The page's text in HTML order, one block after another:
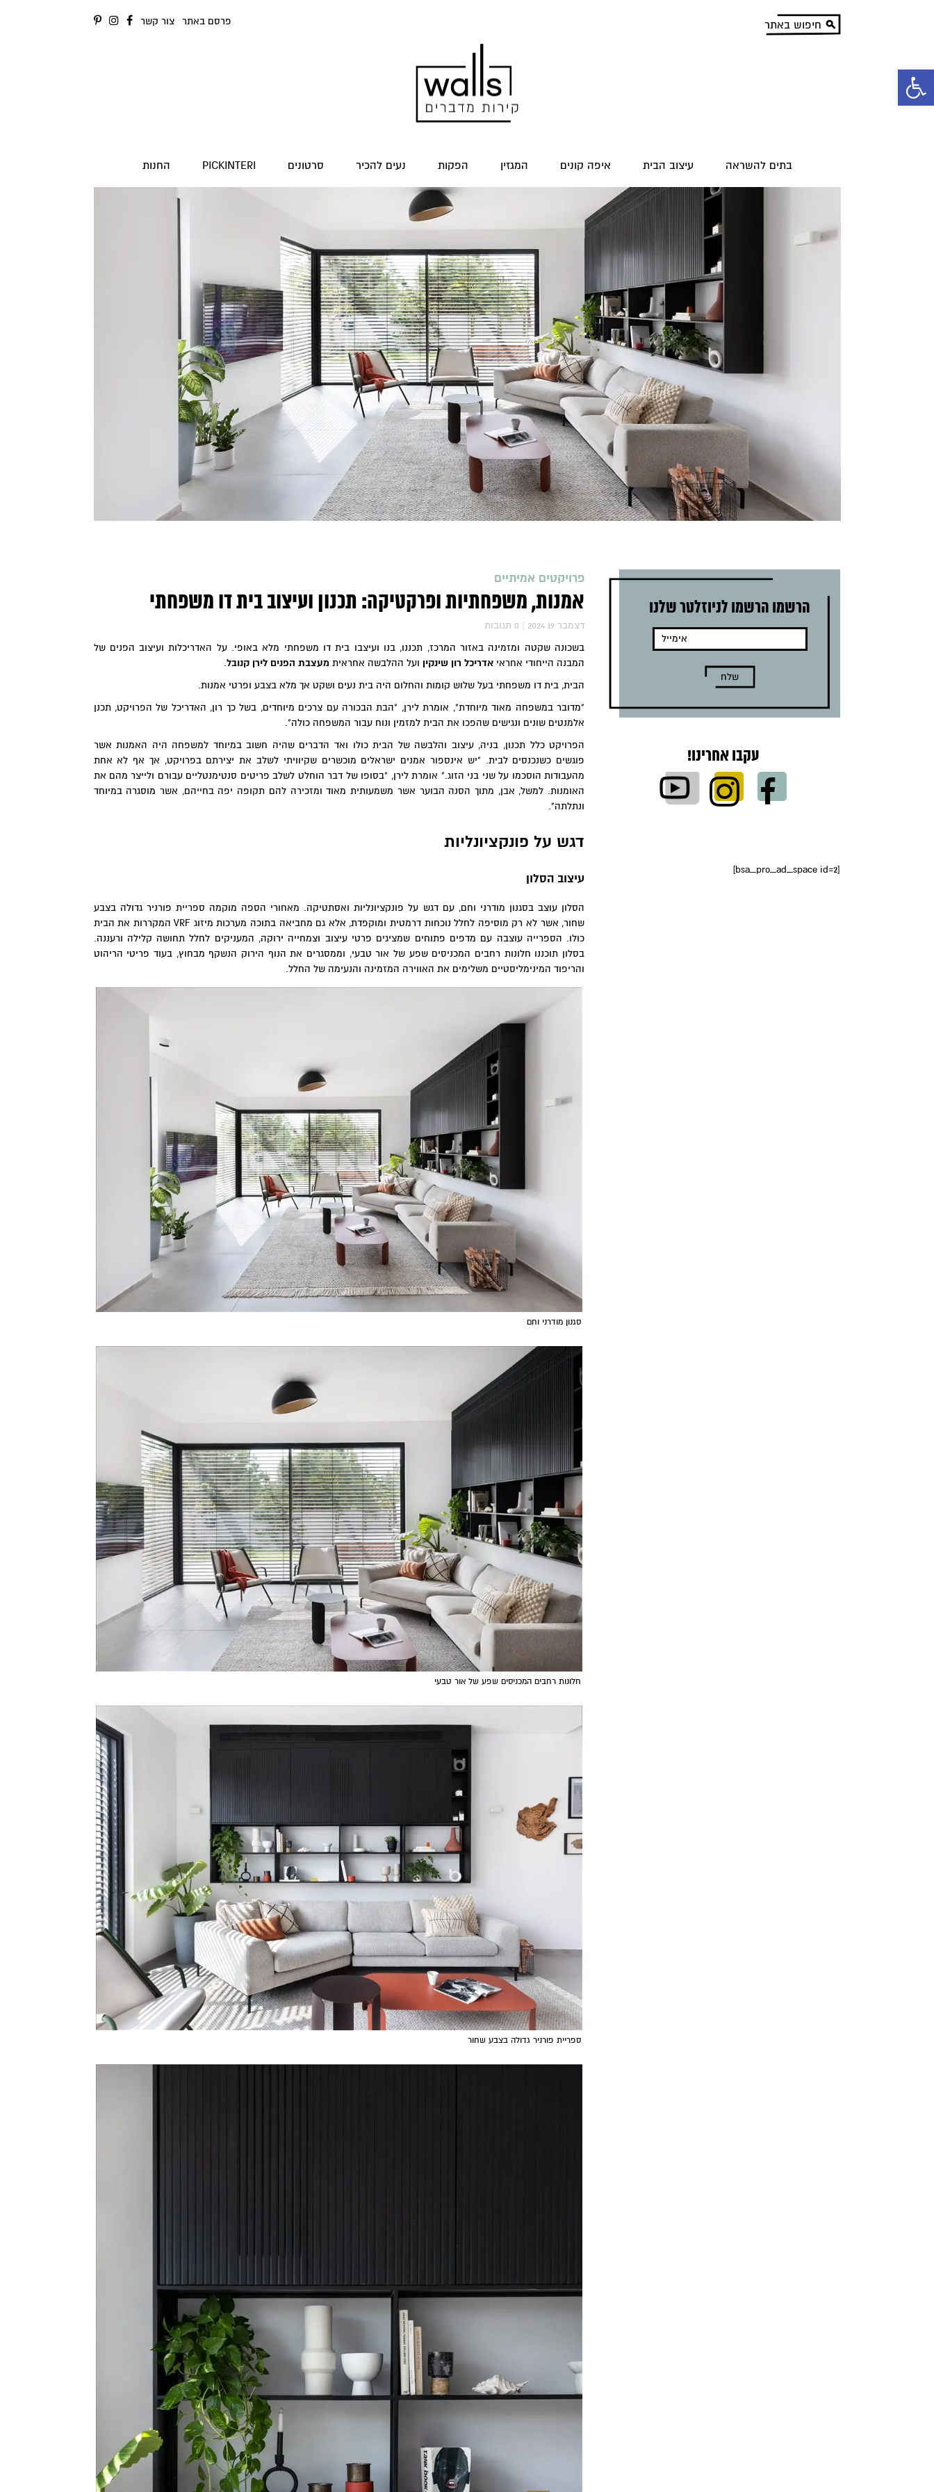
פתח סרגל נגישות
פרסם באתר צור קשר
בתים להשראה עיצוב הבית איפה קונים המגזין הפקות נעים להכיר סרטונים PICKINTERI החנות
פרויקטים אמיתיים
אמנות, משפחתיות ופרקטיקה: תכנון ועיצוב בית דו משפחתי
2024 דצמבר 19 0 תגובות
בשכונה שקטה ומזמינה באזור המרכז, תכננו, בנו ועיצבו בית דו משפחתי מלא באופי. על האדריכלות ועיצוב הפנים של
המבנה הייחודי אחראי אדריכל רון שינקין ועל ההלבשה אחראית מעצבת הפנים לירן קנובל.
הבית, בית דו משפחתי בעל שלוש קומות והחלום היה בית נעים ושקט אך מלא בצבע ופרטי אמנות.
"מדובר במשפחה מאוד מיוחדת", אומרת לירן, "הבת הבכורה עם צרכים מיוחדים, בשל כך רון, האדריכל של הפרויקט, תכנן
אלמנטים שונים ונגישים שהפכו את הבית למזמין ונוח עבור המשפחה כולה".
הפרויקט כלל תכנון, בניה, עיצוב והלבשה של הבית כולו ואד הדברים שהיה חשוב במיוחד למשפחה היה האמנות אשר
פוגשים כשנכנסים לבית. "יש אינספור אמנים ישראלים מוכשרים שקיוויתי לשלב את יצירתם בפרויקט, אך אף לא אחת
מהעבודות הוסכמו על שני בני הזוג." אומרת לירן, "בסופו של דבר הוחלט לשלב פריטים סנטימנטליים עבורם ולייצר מהם את
האומנות. למשל, אבן, מתוך הסנה הבוער אשר משמעותית מאוד ומזכירה להם תקופה יפה בחייהם, אשר מוסגרה במיוחד
ונתלתה".
דגש על פונקציונליות
עיצוב הסלון
הסלון עוצב בסגנון מודרני וחם, עם דגש על פונקציונליות ואסתטיקה. מאחורי הספה מוקמה ספריית פורניר גדולה בצבע
שחור, אשר לא רק מוסיפה לחלל נוכחות דרמטית ומוקפדת, אלא גם מחביאה בתוכה מערכות מיזוג VRF המקררות את הבית
כולו. הספרייה עוצבה עם מדפים פתוחים שמציגים פרטי עיצוב וצמחייה ירוקה, המעניקים לחלל תחושה קלילה ורעננה.
בסלון תוכננו חלונות רחבים המכניסים שפע של אור טבעי, וממסגרים את הנוף הירוק הנשקף מבחוץ, בעוד פריטי הריהוט
והריפוד המינימליסטיים משלימים את האווירה המזמינה והנעימה של החלל.
סגנון מודרני וחם
חלונות רחבים המכניסים שפע של אור טבעי
ספריית פורניר גדולה בצבע שחור
הרשמו הרשמו לניוזלטר שלנו
עקבו אחרינו!
[bsa_pro_ad_space id=2]